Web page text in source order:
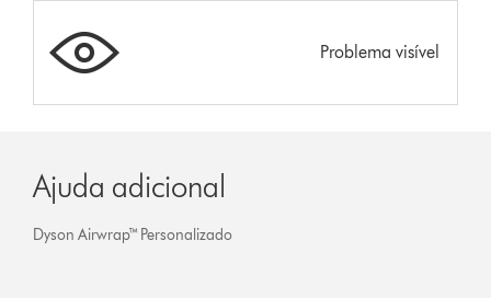
Problema visível
Ajuda adicional
Dyson Airwrap™ Personalizado